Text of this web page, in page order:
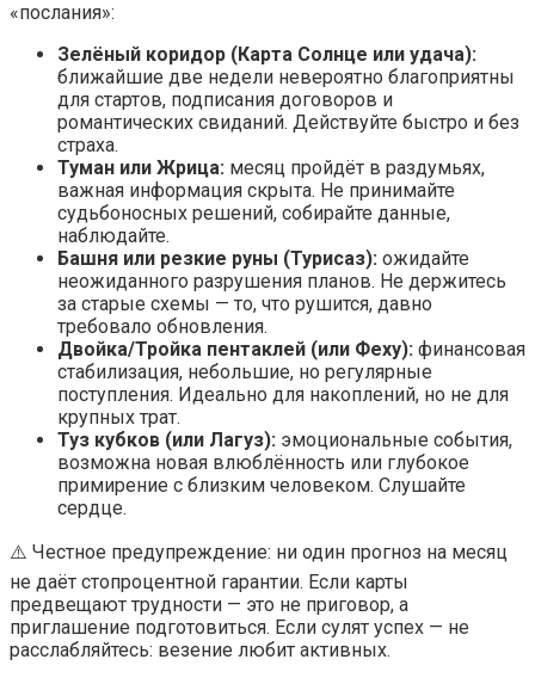
«послания»:
Зелёный коридор (Карта Солнце или удача):
ближайшие две недели невероятно благоприятны
для стартов, подписания договоров и
романтических свиданий. Действуйте быстро и без
страха.
Туман или Жрица: месяц пройдёт в раздумьях,
важная информация скрыта. Не принимайте
судьбоносных решений, собирайте данные,
наблюдайте.
Башня или резкие руны (Турисаз): ожидайте
неожиданного разрушения планов. Не держитесь
за старые схемы — то, что рушится, давно
требовало обновления.
Двойка/Тройка пентаклей (или Феху): финансовая
стабилизация, небольшие, но регулярные
поступления. Идеально для накоплений, но не для
крупных трат.
Туз кубков (или Лагуз): эмоциональные события,
возможна новая влюблённость или глубокое
примирение с близким человеком. Слушайте
сердце.
⚠️ Честное предупреждение: ни один прогноз на месяц
не даёт стопроцентной гарантии. Если карты
предвещают трудности — это не приговор, а
приглашение подготовиться. Если сулят успех — не
расслабляйтесь: везение любит активных.